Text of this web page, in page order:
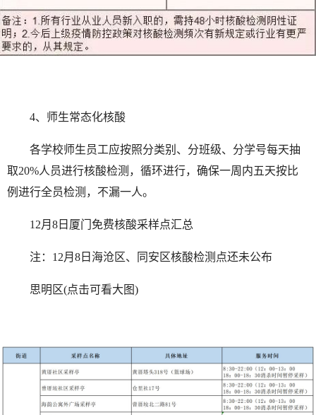
4、师生常态化核酸
各学校师生员工应按照分类别、分班级、分学号每天抽
取20%人员进行核酸检测，循环进行，确保一周内五天按比
例进行全员检测，不漏一人。
12月8日厦门免费核酸采样点汇总
注：12月8日海沧区、同安区核酸检测点还未公布
思明区(点击可看大图)